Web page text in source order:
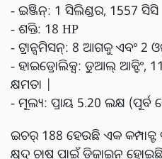
- ଇଞ୍ଜିନ୍: 1 ସିଲିଣ୍ଡର, 1557 ସିସି
- ଶକ୍ତି: 18 HP
- ଟ୍ରାନ୍ସମିସନ୍: 8 ଆଗକୁ ଏବଂ 2
- ହାଇଡ୍ରୋଲିକ୍ସ: ଡୁଆଲ୍ ଆକ୍ଟିଂ,
କ୍ଷମତା |
- ମୂଲ୍ୟ: ପ୍ରାୟ 5.20 ଲକ୍ଷ (ପୂର୍ବ
ଇଚର୍ 188 ହେଉଛି ଏକ କମ୍ପାକ୍ଟ
କ୍ଷୁଦ୍ର ଚାଷ ପାଇଁ ଡିଜାଇନ୍